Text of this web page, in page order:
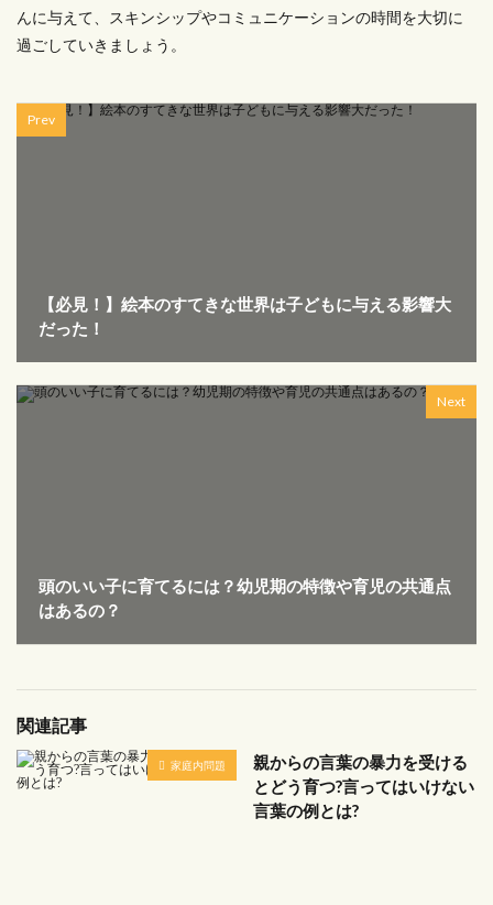
んに与えて、スキンシップやコミュニケーションの時間を大切に
過ごしていきましょう。
Prev
【必見！】絵本のすてきな世界は子どもに与える影響大
だった！
Next
頭のいい子に育てるには？幼児期の特徴や育児の共通点
はあるの？
関連記事
家庭内問題
親からの言葉の暴力を受ける
とどう育つ?言ってはいけない
言葉の例とは?